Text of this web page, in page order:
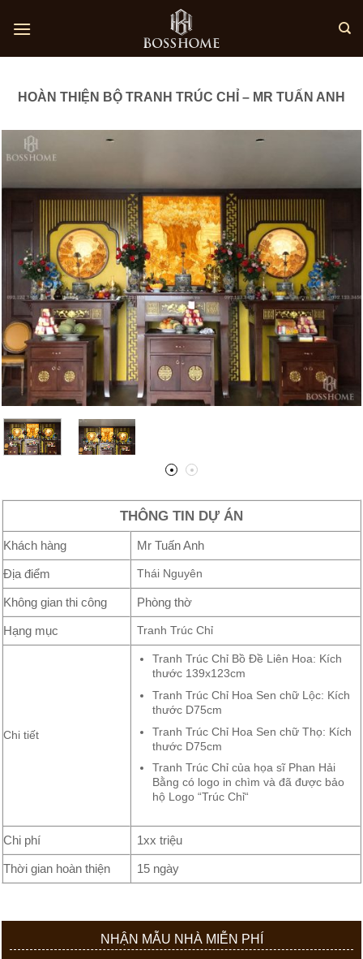
HOÀN THIỆN BỘ TRANH TRÚC CHỈ – MR TUẤN ANH
THÔNG TIN DỰ ÁN
Khách hàng Mr Tuấn Anh
Địa điểm Thái Nguyên
Không gian thi công Phòng thờ
Hạng mục Tranh Trúc Chỉ
Chi tiết
Tranh Trúc Chỉ Bồ Đề Liên Hoa: Kích
thước 139x123cm
Tranh Trúc Chỉ Hoa Sen chữ Lộc: Kích
thước D75cm
Tranh Trúc Chỉ Hoa Sen chữ Thọ: Kích
thước D75cm
Tranh Trúc Chỉ của họa sĩ Phan Hải
Bằng có logo in chìm và đã được bảo
hộ Logo “Trúc Chỉ“
Chi phí 1xx triệu
Thời gian hoàn thiện 15 ngày
NHẬN MẪU NHÀ MIỄN PHÍ